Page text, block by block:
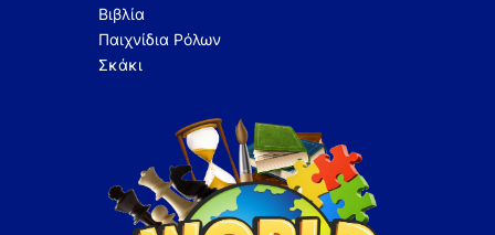
Βιβλία
Παιχνίδια Ρόλων
Σκάκι